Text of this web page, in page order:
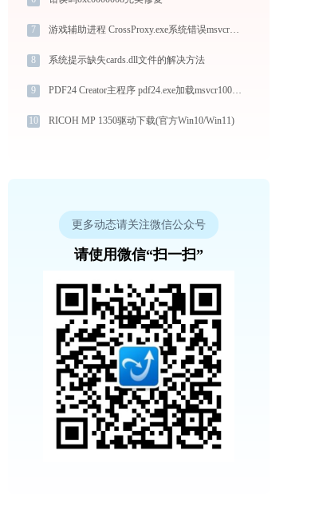
7 游戏辅助进程 CrossProxy.exe系统错误msvcr100.dll丢失如何解决
8 系统提示缺失cards.dll文件的解决方法
9 PDF24 Creator主程序 pdf24.exe加载msvcr100.dll文件丢失处理办法
10 RICOH MP 1350驱动下载(官方Win10/Win11)
更多动态请关注微信公众号
请使用微信“扫一扫”